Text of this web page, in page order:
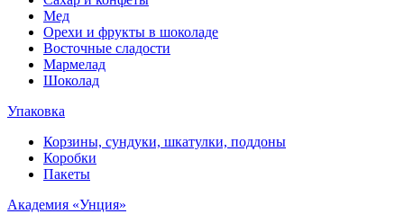
Мед
Орехи и фрукты в шоколаде
Восточные сладости
Мармелад
Шоколад
Упаковка
Корзины, сундуки, шкатулки, поддоны
Коробки
Пакеты
Академия «Унция»